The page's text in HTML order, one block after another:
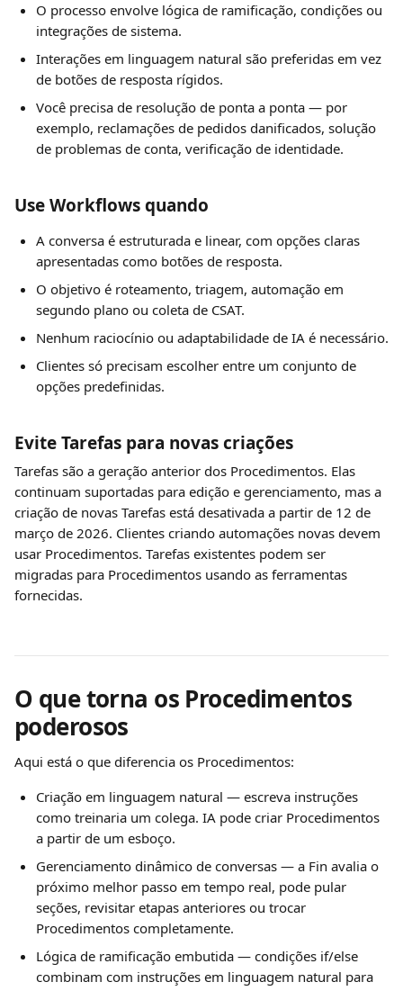
O processo envolve lógica de ramificação, condições ou
integrações de sistema.
Interações em linguagem natural são preferidas em vez
de botões de resposta rígidos.
Você precisa de resolução de ponta a ponta — por
exemplo, reclamações de pedidos danificados, solução
de problemas de conta, verificação de identidade.
Use Workflows quando
A conversa é estruturada e linear, com opções claras
apresentadas como botões de resposta.
O objetivo é roteamento, triagem, automação em
segundo plano ou coleta de CSAT.
Nenhum raciocínio ou adaptabilidade de IA é necessário.
Clientes só precisam escolher entre um conjunto de
opções predefinidas.
Evite Tarefas para novas criações
Tarefas são a geração anterior dos Procedimentos. Elas
continuam suportadas para edição e gerenciamento, mas a
criação de novas Tarefas está desativada a partir de 12 de
março de 2026. Clientes criando automações novas devem
usar Procedimentos. Tarefas existentes podem ser
migradas para Procedimentos usando as ferramentas
fornecidas.
O que torna os Procedimentos
poderosos
Aqui está o que diferencia os Procedimentos:
Criação em linguagem natural — escreva instruções
como treinaria um colega. IA pode criar Procedimentos
a partir de um esboço.
Gerenciamento dinâmico de conversas — a Fin avalia o
próximo melhor passo em tempo real, pode pular
seções, revisitar etapas anteriores ou trocar
Procedimentos completamente.
Lógica de ramificação embutida — condições if/else
combinam com instruções em linguagem natural para